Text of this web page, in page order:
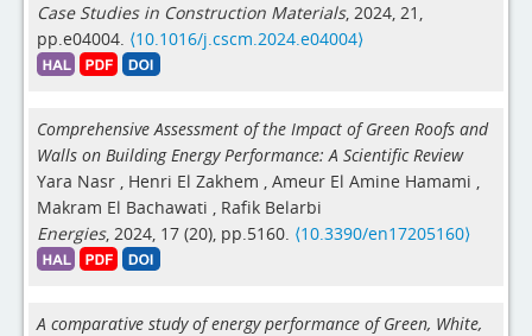
Case Studies in Construction Materials, 2024, 21,
pp.e04004. ⟨10.1016/j.cscm.2024.e04004⟩
Comprehensive Assessment of the Impact of Green Roofs and
Walls on Building Energy Performance: A Scientific Review
Yara Nasr , Henri El Zakhem , Ameur El Amine Hamami ,
Makram El Bachawati , Rafik Belarbi
Energies, 2024, 17 (20), pp.5160. ⟨10.3390/en17205160⟩
A comparative study of energy performance of Green, White,